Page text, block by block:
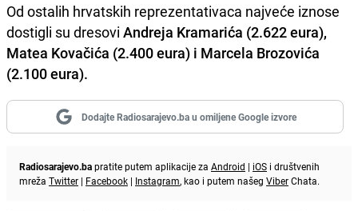
Od ostalih hrvatskih reprezentativaca najveće iznose
dostigli su dresovi Andreja Kramarića (2.622 eura),
Matea Kovačića (2.400 eura) i Marcela Brozovića
(2.100 eura).
Dodajte Radiosarajevo.ba u omiljene Google izvore
Radiosarajevo.bapratite putem aplikacije za Android | iOS i društvenih
mreža Twitter | Facebook | Instagram, kao i putem našeg ViberChata.